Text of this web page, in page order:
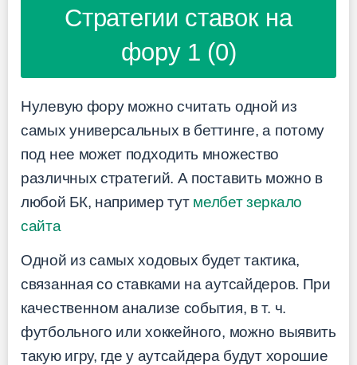
Стратегии ставок на
фору 1 (0)
Нулевую фору можно считать одной из
самых универсальных в беттинге, а потому
под нее может подходить множество
различных стратегий. А поставить можно в
любой БК, например тут мелбет зеркало
сайта
Одной из самых ходовых будет тактика,
связанная со ставками на аутсайдеров. При
качественном анализе события, в т. ч.
футбольного или хоккейного, можно выявить
такую игру, где у аутсайдера будут хорошие